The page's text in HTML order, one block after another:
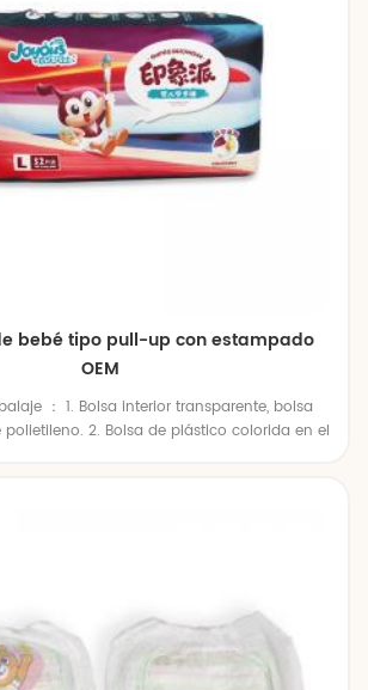
bebé tipo pull-up con estampado
OEM
： 1. Bolsa interior transparente, bolsa
2. Bolsa de plástico colorida en el